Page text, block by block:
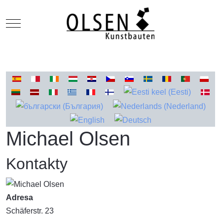
Mobile Menu Toggle
Vyberte váš jazyk
Michael Olsen
Kontakty
Adresa
Schäferstr. 23